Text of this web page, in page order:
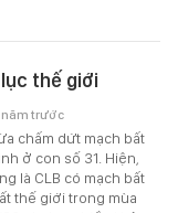
thế giới
chấm dứt mạch bất
ở con số 31. Hiện,
là CLB có mạch bất
thế giới trong mùa
năm trước